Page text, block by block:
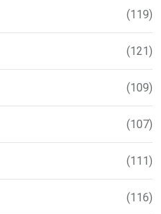
(119)
(121)
(109)
(107)
(111)
(116)